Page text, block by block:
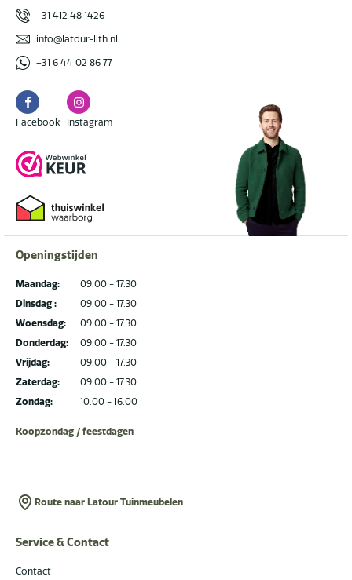
+31 412 48 1426
info@latour-lith.nl
+31 6 44 02 86 77
Facebook
Facebook
Instagram
Instagram
Openingstijden
Maandag:
Dinsdag :
Woensdag:
Donderdag:
Vrijdag:
Zaterdag:
Zondag:
09.00 - 17.30
09.00 - 17.30
09.00 - 17.30
09.00 - 17.30
09.00 - 17.30
09.00 - 17.30
10.00 - 16.00
Koopzondag / feestdagen
Route naar Latour Tuinmeubelen
Service & Contact
Contact